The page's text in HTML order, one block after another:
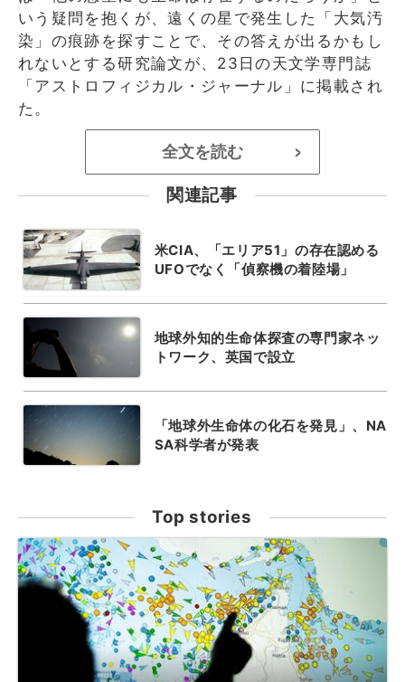
いう疑問を抱くが、遠くの星で発生した「大気汚
染」の痕跡を探すことで、その答えが出るかもし
れないとする研究論文が、23日の天文学専門誌
「アストロフィジカル・ジャーナル」に掲載され
た。
全文を読む >
関連記事
米CIA、「エリア51」の存在認める
UFOでなく「偵察機の着陸場」
地球外知的生命体探査の専門家ネッ
トワーク、英国で設立
「地球外生命体の化石を発見」、NA
SA科学者が発表
Top stories